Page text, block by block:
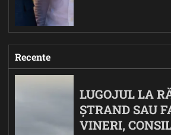
Recente
LUGOJUL LA
ȘTRAND SAU
VINERI,